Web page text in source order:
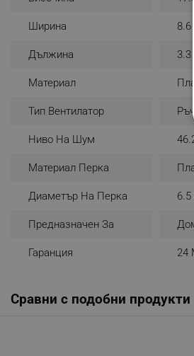
Ширина 8.6
Дължина 3.3
Материал
Тип Вентилатор
Ниво На Шум
Материал Перка
Диаметър На Перка 6.5
Предназначен За
Гаранция 24
Сравни с подобни продукти